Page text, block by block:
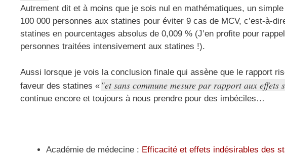
Autrement dit et à moins que je sois nul en mathématiques, un
100 000 personnes aux statines pour éviter 9 cas de MCV, c’est-à-
statines en pourcentages absolus de 0,009 % (J’en profite pour
personnes traitées intensivement aux statines !).
Aussi lorsque je vois la conclusion finale qui assène que le rapport
faveur des statines « et sans commune mesure par rapport aux effets
continue encore et toujours à nous prendre pour des imbéciles…
Académie de médecine : Efficacité et effets indésirables des